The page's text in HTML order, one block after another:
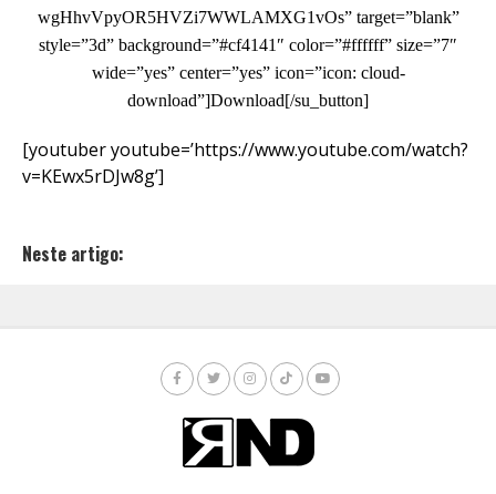
wgHhvVpyOR5HVZi7WWLAMXG1vOs” target=”blank”
style=”3d” background=”#cf4141″ color=”#ffffff” size=”7″
wide=”yes” center=”yes” icon=”icon: cloud-
download”]Download[/su_button]
[youtuber youtube=’https://www.youtube.com/watch?
v=KEwx5rDJw8g’]
Neste artigo: